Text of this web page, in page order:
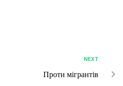
NEXT
Проти мігрантів